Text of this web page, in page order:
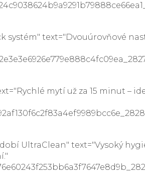
systém" text="Dvouúrovňové
mytí už za 15 minut –
UltraClean" text="Vysoký